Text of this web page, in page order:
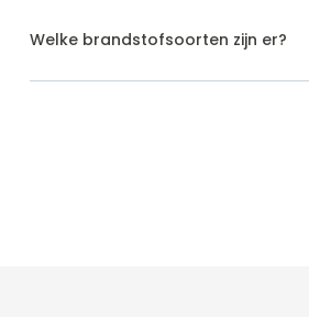
Welke brandstofsoorten zijn er?